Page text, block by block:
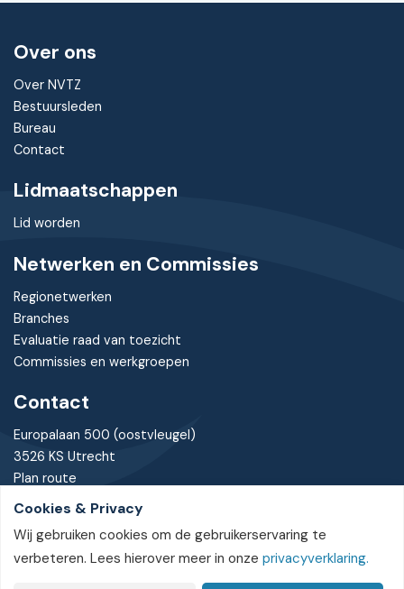
Cookies & Privacy
Wij gebruiken cookies om de gebruikerservaring te
verbeteren. Lees hierover meer in onzeprivacyverklaring.
Over ons
Over NVTZ
Bestuursleden
Bureau
Contact
Lidmaatschappen
Lid worden
Netwerken en Commissies
Regionetwerken
Branches
Evaluatie raad van toezicht
Commissies en werkgroepen
Contact
Europalaan 500 (oostvleugel)
3526 KS Utrecht
Plan route
bureau@nvtz.nl